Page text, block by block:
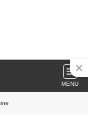
MENU